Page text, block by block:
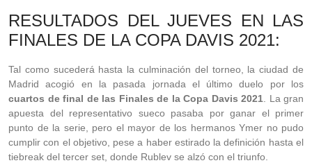
RESULTADOS DEL JUEVES EN LAS
FINALES DE LA COPA DAVIS 2021:
Tal como sucederá hasta la culminación del torneo, la ciudad de
Madrid acogió en la pasada jornada el último duelo por los
cuartos de final de las Finales de la Copa Davis 2021 . La gran
apuesta del representativo sueco pasaba por ganar el primer
punto de la serie, pero el mayor de los hermanos Ymer no pudo
cumplir con el objetivo, pese a haber estirado la definición hasta el
tiebreak del tercer set, donde Rublev se alzó con el triunfo.